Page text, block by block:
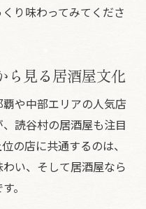
り味わってみてくださ
ら見る居酒屋文化
や中部エリアの人気店
読谷村の居酒屋も注目
の店に共通するのは、
い、そして居酒屋なら
。